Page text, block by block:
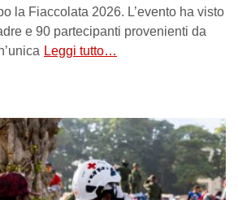
la Fiaccolata 2026. L’evento ha visto
e 90 partecipanti provenienti da
Leggi tutto…